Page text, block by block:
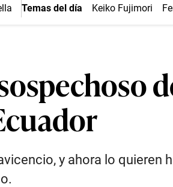
Temas del día Keiko Fujimori
y ahora lo quieren